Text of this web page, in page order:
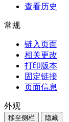
查看历史
常规
链入页面
相关更改
打印版本
固定链接
页面信息
外观
移至侧栏 隐藏